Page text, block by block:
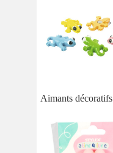
Aimants décoratifs